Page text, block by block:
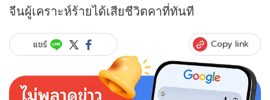
จีนผู้เคราะห์ร้ายได้เสียชีวิตคาที่ทันที
แชร์ Copy link